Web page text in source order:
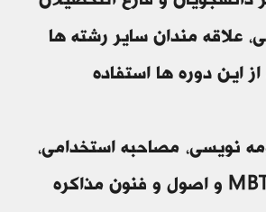
علاقه مندان سایر رشته ها
این دوره ها استفاده
نویسی، مصاحبه استخدامی،
تیپ شناسی MBTI و اصول و فنون مذاکره